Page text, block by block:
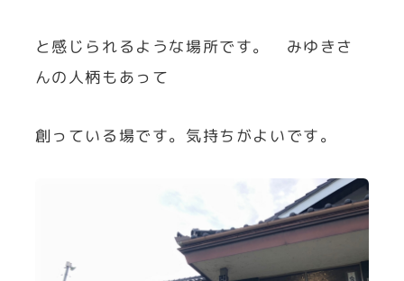
と感じられるような場所です。 みゆきさ
んの人柄もあって
創っている場です。気持ちがよいです。